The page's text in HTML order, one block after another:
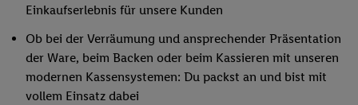
Einkaufserlebnis für unsere Kunden
Ob bei der Verräumung und ansprechender Präsentation
der Ware, beim Backen oder beim Kassieren mit unseren
modernen Kassensystemen: Du packst an und bist mit
vollem Einsatz dabei